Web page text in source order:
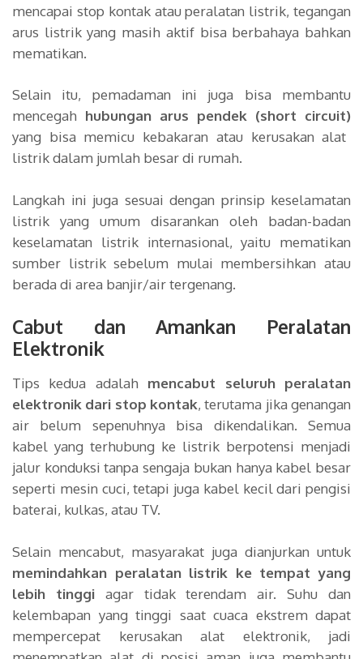
mencapai stop kontak atau peralatan listrik, tegangan
arus listrik yang masih aktif bisa berbahaya bahkan
mematikan.
Selain itu, pemadaman ini juga bisa membantu
mencegah hubungan arus pendek (short circuit)
yang bisa memicu kebakaran atau kerusakan alat
listrik dalam jumlah besar di rumah.
Langkah ini juga sesuai dengan prinsip keselamatan
listrik yang umum disarankan oleh badan-badan
keselamatan listrik internasional, yaitu mematikan
sumber listrik sebelum mulai membersihkan atau
berada di area banjir/air tergenang.
Cabut dan Amankan Peralatan
Elektronik
Tips kedua adalah mencabut seluruh peralatan
elektronik dari stop kontak, terutama jika genangan
air belum sepenuhnya bisa dikendalikan. Semua
kabel yang terhubung ke listrik berpotensi menjadi
jalur konduksi tanpa sengaja bukan hanya kabel besar
seperti mesin cuci, tetapi juga kabel kecil dari pengisi
baterai, kulkas, atau TV.
Selain mencabut, masyarakat juga dianjurkan untuk
memindahkan peralatan listrik ke tempat yang
lebih tinggiagar tidak terendam air. Suhu dan
kelembapan yang tinggi saat cuaca ekstrem dapat
mempercepat kerusakan alat elektronik, jadi